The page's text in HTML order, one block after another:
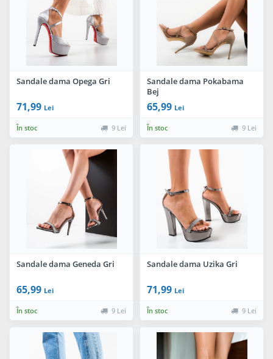
Sandale dama Opega Gri
71,99 Lei
În stoc 9 Lei
Sandale dama Pokabama
Bej
65,99 Lei
În stoc 9 Lei
Sandale dama Geneda Gri
65,99 Lei
În stoc 9 Lei
Sandale dama Uzika Gri
71,99 Lei
În stoc 9 Lei